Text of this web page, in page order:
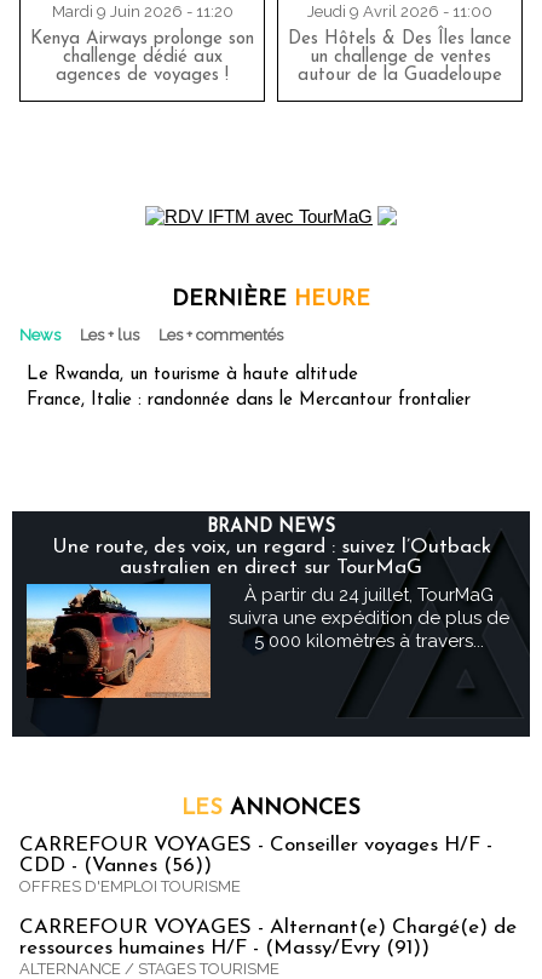
Mardi 9 Juin 2026 - 11:20
Kenya Airways prolonge son
challenge dédié aux
agences de voyages !
Jeudi 9 Avril 2026 - 11:00
Des Hôtels & Des Îles lance
un challenge de ventes
autour de la Guadeloupe
DERNIÈRE HEURE
News Les + lus Les + commentés
Le Rwanda, un tourisme à haute altitude
France, Italie : randonnée dans le Mercantour frontalier
BRAND NEWS
Une route, des voix, un regard : suivez l’Outback
australien en direct sur TourMaG
À partir du 24 juillet, TourMaG
suivra une expédition de plus de
5 000 kilomètres à travers...
LES ANNONCES
CARREFOUR VOYAGES - Conseiller voyages H/F -
CDD - (Vannes (56))
OFFRES D'EMPLOI TOURISME
CARREFOUR VOYAGES - Alternant(e) Chargé(e) de
ressources humaines H/F - (Massy/Evry (91))
ALTERNANCE / STAGES TOURISME